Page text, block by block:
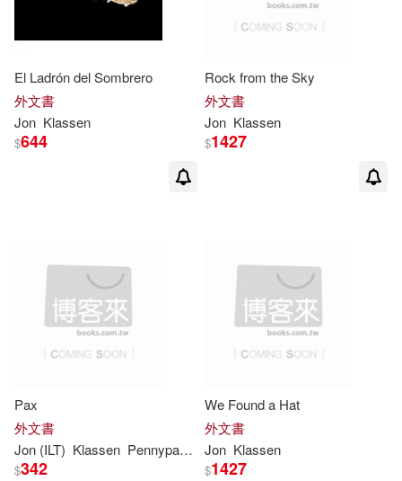
El Ladrón del Sombrero
外文書
Jon Klassen
$644
Rock from the Sky
外文書
Jon Klassen
$1427
Pax
外文書
Jon (ILT) Klassen Pennypacker Sara
$342
We Found a Hat
外文書
Jon Klassen
$1427